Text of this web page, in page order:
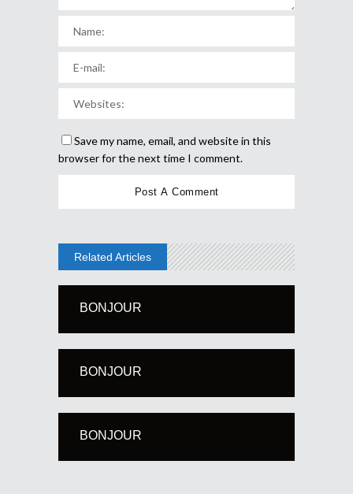
Save my name, email, and website in this
browser for the next time I comment.
Related Articles
BONJOUR
BONJOUR
BONJOUR